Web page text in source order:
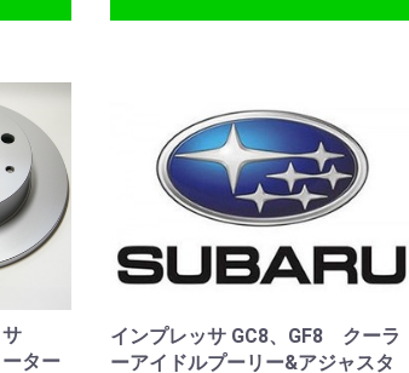
サ
ター
インプレッサ GC8、GF8 クーラ
ーアイドルプーリー&アジャスタ
を続ける